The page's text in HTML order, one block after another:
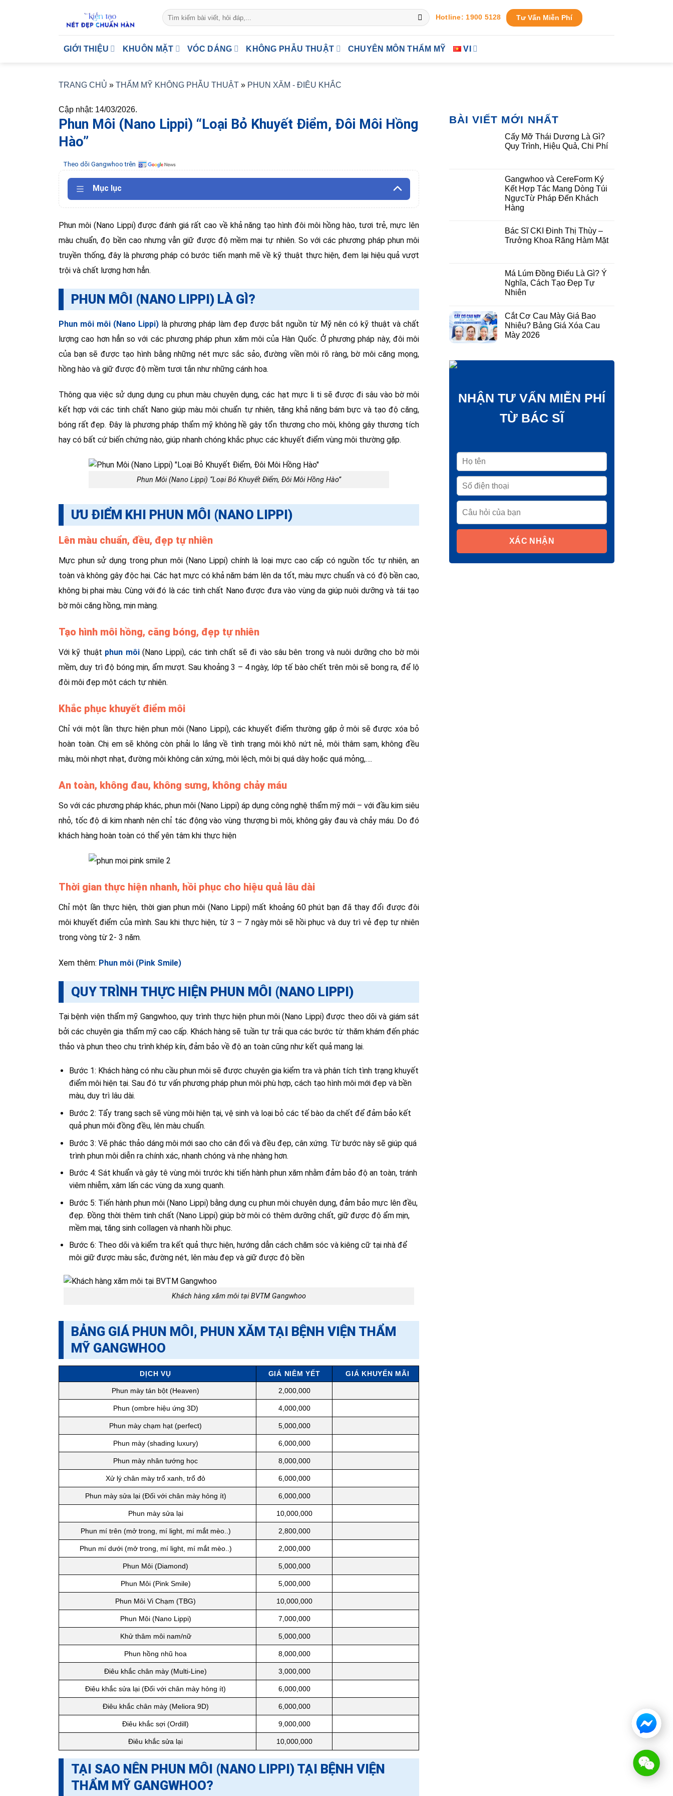
Hotline: 1900 5128 Tư Vấn Miễn Phí
GIỚI THIỆU KHUÔN MẶT VÓC DÁNG KHÔNG PHẪU THUẬT CHUYÊN MÔN THẨM MỸ VI
TRANG CHỦ » THẨM MỸ KHÔNG PHẪU THUẬT » PHUN XĂM - ĐIÊU KHẮC
Cập nhật: 14/03/2026.
Phun Môi (Nano Lippi) “Loại Bỏ Khuyết Điểm, Đôi Môi Hồng
Hào”
Theo dõi Gangwhoo trên
Mục lục
Phun môi (Nano Lippi) được đánh giá rất cao về khả năng tạo hình đôi môi hồng hào, tươi trẻ, mực lên
màu chuẩn, đọ bền cao nhưng vẫn giữ được độ mềm mại tự nhiên. So với các phương pháp phun môi
truyền thống, đây là phương pháp có bước tiến mạnh mẽ về kỹ thuật thực hiện, đem lại hiệu quả vượt
trội và chất lượng hơn hẳn.
PHUN MÔI (NANO LIPPI) LÀ GÌ?
Phun môi môi (Nano Lippi) là phương pháp làm đẹp được bắt nguồn từ Mỹ nên có kỹ thuật và chất
lượng cao hơn hẳn so với các phương pháp phun xăm môi của Hàn Quốc. Ở phương pháp này, đôi môi
của bạn sẽ được tạo hình bằng những nét mực sắc sảo, đường viền môi rõ ràng, bờ môi căng mọng,
hồng hào và giữ được độ mềm tươi tắn như những cánh hoa.
Thông qua việc sử dụng dụng cụ phun màu chuyên dụng, các hạt mực li ti sẽ được đi sâu vào bờ môi
kết hợp với các tinh chất Nano giúp màu môi chuẩn tự nhiên, tăng khả năng bám bực và tạo độ căng,
bóng rất đẹp. Đây là phương pháp thẩm mỹ không hề gây tổn thương cho môi, không gây thương tích
hay có bất cứ biến chứng nào, giúp nhanh chóng khắc phục các khuyết điểm vùng môi thường gặp.
Phun Môi (Nano Lippi) “Loại Bỏ Khuyết Điểm, Đôi Môi Hồng Hào”
ƯU ĐIỂM KHI PHUN MÔI (NANO LIPPI)
Lên màu chuẩn, đều, đẹp tự nhiên
Mực phun sử dụng trong phun môi (Nano Lippi) chính là loại mực cao cấp có nguồn tốc tự nhiên, an
toàn và không gây độc hại. Các hạt mực có khả năm bám lên da tốt, màu mực chuẩn và có độ bền cao,
không bị phai màu. Cùng với đó là các tinh chất Nano được đưa vào vùng da giúp nuôi dưỡng và tái tạo
bờ môi căng hồng, mịn màng.
Tạo hình môi hồng, căng bóng, đẹp tự nhiên
Với kỹ thuật phun môi(Nano Lippi), các tinh chất sẽ đi vào sâu bên trong và nuôi dưỡng cho bờ môi
mềm, duy trì độ bóng mịn, ẩm mượt. Sau khoảng 3 – 4 ngày, lớp tế bào chết trên môi sẽ bong ra, để lộ
đôi môi đẹp một cách tự nhiên.
Khắc phục khuyết điểm môi
Chỉ với một lần thực hiện phun môi (Nano Lippi), các khuyết điểm thường gặp ở môi sẽ được xóa bỏ
hoàn toàn. Chị em sẽ không còn phải lo lắng về tình trạng môi khô nứt nẻ, môi thâm sạm, không đều
màu, môi nhợt nhạt, đường môi không cân xứng, môi lệch, môi bị quá dày hoặc quá mỏng,….
An toàn, không đau, không sưng, không chảy máu
So với các phương pháp khác, phun môi (Nano Lippi) áp dụng công nghệ thẩm mỹ mới – với đầu kim siêu
nhỏ, tốc độ di kim nhanh nên chỉ tác động vào vùng thượng bì môi, không gây đau và chảy máu. Do đó
khách hàng hoàn toàn có thể yên tâm khi thực hiện
Thời gian thực hiện nhanh, hồi phục cho hiệu quả lâu dài
Chỉ một lần thực hiện, thời gian phun môi (Nano Lippi) mất khoảng 60 phút bạn đã thay đổi được đôi
môi khuyết điểm của mình. Sau khi thực hiện, từ 3 – 7 ngày môi sẽ hồi phục và duy trì vẻ đẹp tự nhiên
trong vòng từ 2- 3 năm.
Xem thêm: Phun môi (Pink Smile)
QUY TRÌNH THỰC HIỆN PHUN MÔI (NANO LIPPI)
Tại bệnh viện thẩm mỹ Gangwhoo, quy trình thực hiện phun môi (Nano Lippi) được theo dõi và giám sát
bởi các chuyên gia thẩm mỹ cao cấp. Khách hàng sẽ tuần tự trải qua các bước từ thăm khám đến phác
thảo và phun theo chu trình khép kín, đảm bảo về độ an toàn cũng như kết quả mang lại.
Bước 1: Khách hàng có nhu cầu phun môi sẽ được chuyên gia kiểm tra và phân tích tình trạng khuyết
điểm môi hiện tại. Sau đó tư vấn phương pháp phun môi phù hợp, cách tạo hình môi mới đẹp và bền
màu, duy trì lâu dài.
Bước 2: Tẩy trang sạch sẽ vùng môi hiện tại, vệ sinh và loại bỏ các tế bào da chết để đảm bảo kết
quả phun môi đồng đều, lên màu chuẩn.
Bước 3: Vẽ phác thảo dáng môi mới sao cho cân đối và đều đẹp, cân xứng. Từ bước này sẽ giúp quá
trình phun môi diễn ra chính xác, nhanh chóng và nhẹ nhàng hơn.
Bước 4: Sát khuẩn và gây tê vùng môi trước khi tiến hành phun xăm nhằm đảm bảo độ an toàn, tránh
viêm nhiễm, xâm lấn các vùng da xung quanh.
Bước 5: Tiến hành phun môi (Nano Lippi) bằng dụng cụ phun môi chuyên dụng, đảm bảo mực lên đều,
đẹp. Đồng thời thêm tinh chất (Nano Lippi) giúp bờ môi có thêm dưỡng chất, giữ được độ ẩm mịn,
mềm mại, tăng sinh collagen và nhanh hồi phục.
Bước 6: Theo dõi và kiểm tra kết quả thực hiện, hướng dẫn cách chăm sóc và kiêng cữ tại nhà để
môi giữ được màu sắc, đường nét, lên màu đẹp và giữ được độ bền
Khách hàng xăm môi tại BVTM Gangwhoo
BẢNG GIÁ PHUN MÔI, PHUN XĂM TẠI BỆNH VIỆN THẨM
MỸ GANGWHOO
DỊCH VỤ GIÁ NIÊM YẾT GIÁ KHUYẾN MÃI
Phun mày tán bột (Heaven) 2,000,000
Phun (ombre hiệu ứng 3D) 4,000,000
Phun mày chạm hạt (perfect) 5,000,000
Phun mày (shading luxury) 6,000,000
Phun mày nhân tướng học 8,000,000
Xử lý chân mày trổ xanh, trổ đỏ 6,000,000
Phun mày sửa lại (Đối với chân mày hỏng ít) 6,000,000
Phun mày sửa lại 10,000,000
Phun mí trên (mở trong, mí light, mí mắt mèo..) 2,800,000
Phun mí dưới (mở trong, mí light, mí mắt mèo..) 2,000,000
Phun Môi (Diamond) 5,000,000
Phun Môi (Pink Smile) 5,000,000
Phun Môi Vi Chạm (TBG) 10,000,000
Phun Môi (Nano Lippi) 7,000,000
Khử thâm môi nam/nữ 5,000,000
Phun hồng nhũ hoa 8,000,000
Điêu khắc chân mày (Multi-Line) 3,000,000
Điêu khắc sửa lại (Đối với chân mày hỏng ít) 6,000,000
Điêu khắc chân mày (Meliora 9D) 6,000,000
Điêu khắc sợi (Ordill) 9,000,000
Điêu khắc sửa lại 10,000,000
TẠI SAO NÊN PHUN MÔI (NANO LIPPI) TẠI BỆNH VIỆN
THẨM MỸ GANGWHOO?
BÀI VIẾT MỚI NHẤT
Cấy Mỡ Thái Dương Là Gì?
Quy Trình, Hiệu Quả, Chi Phí
Gangwhoo và CereForm Ký
Kết Hợp Tác Mang Dòng Túi
NgựcTừ Pháp Đến Khách
Hàng
Bác Sĩ CKI Đinh Thị Thùy –
Trưởng Khoa Răng Hàm Mặt
Má Lúm Đồng Điếu Là Gì? Ý
Nghĩa, Cách Tạo Đẹp Tự
Nhiên
Cắt Cơ Cau Mày Giá Bao
Nhiêu? Bảng Giá Xóa Cau
Mày 2026
NHẬN TƯ VẤN MIỄN PHÍ
TỪ BÁC SĨ
XÁC NHẬN